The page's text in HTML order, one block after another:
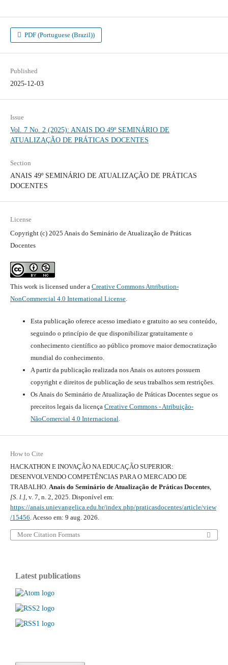
PDF (Portuguese (Brazil))
Published
2025-12-03
Issue
Vol. 7 No. 2 (2025): ANAIS DO 49º SEMINÁRIO DE
ATUALIZAÇÃO DE PRÁTICAS DOCENTES
Section
ANAIS 49º SEMINÁRIO DE ATUALIZAÇÃO DE PRÁTICAS
DOCENTES
License
Copyright (c) 2025 Anais do Seminário de Atualização de Práticas
Docentes
This work is licensed under a Creative Commons Attribution-
NonCommercial 4.0 International License.
Esta publicação oferece acesso imediato e gratuito ao seu conteúdo,
seguindo o princípio de que disponibilizar gratuitamente o
conhecimento científico ao público promove maior democratização
mundial do conhecimento.
A partir da publicação realizada nos Anais os autores possuem
copyright e direitos de publicação de seus trabalhos sem restrições.
Os Anais do Seminário de Atualização de Práticas Docentes segue os
preceitos legais da licença Creative Commons - Atribuição-
NãoComercial 4.0 Internacional.
How to Cite
HACKATHON E INOVAÇÃO NA EDUCAÇÃO SUPERIOR:
DESENVOLVENDO COMPETÊNCIAS PARA O MERCADO DE
TRABALHO. Anais do Seminário de Atualização de Práticas Docentes,
[S. l.], v. 7, n. 2, 2025. Disponível em:
https://anais.unievangelica.edu.br/index.php/praticasdocentes/article/view
/15456 . Acesso em: 9 aug. 2026.
More Citation Formats
Latest publications